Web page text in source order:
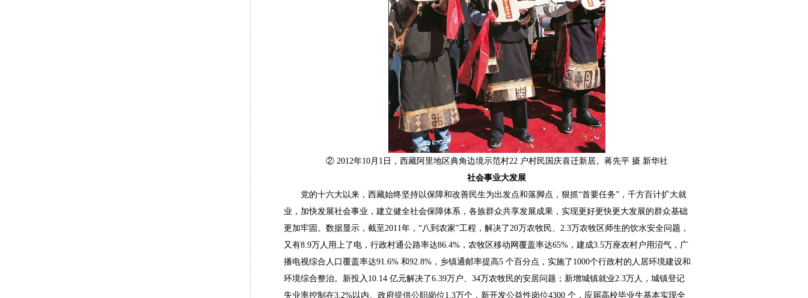
② 2012年10月1日，西藏阿里地区典角边境示范村22 户村民国庆喜迁新居。蒋先平 摄 新华社
社会事业大发展
党的十六大以来，西藏始终坚持以保障和改善民生为出发点和落脚点，狠抓“首要任务”，千方百计扩大就
业，加快发展社会事业，建立健全社会保障体系，各族群众共享发展成果，实现更好更快更大发展的群众基础
更加牢固。数据显示，截至2011年，“八到农家”工程，解决了20万农牧民、2.3万农牧区师生的饮水安全问题，
又有8.9万人用上了电，行政村通公路率达86.4%，农牧区移动网覆盖率达65%，建成3.5万座农村户用沼气，广
播电视综合人口覆盖率达91.6% 和92.8%，乡镇通邮率提高5 个百分点，实施了1000个行政村的人居环境建设和
环境综合整治。新投入10.14 亿元解决了6.39万户、34万农牧民的安居问题；新增城镇就业2.3万人，城镇登记
失业率控制在3.2%以内。政府提供公职岗位1.3万个，新开发公益性岗位4300 个，应届高校毕业生基本实现全